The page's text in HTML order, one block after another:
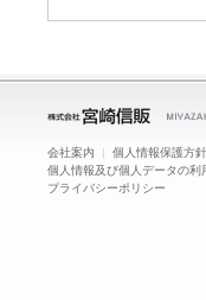
会社案内 | 個人情報保護方針
個人情報及び個人データの利
プライバシーポリシー